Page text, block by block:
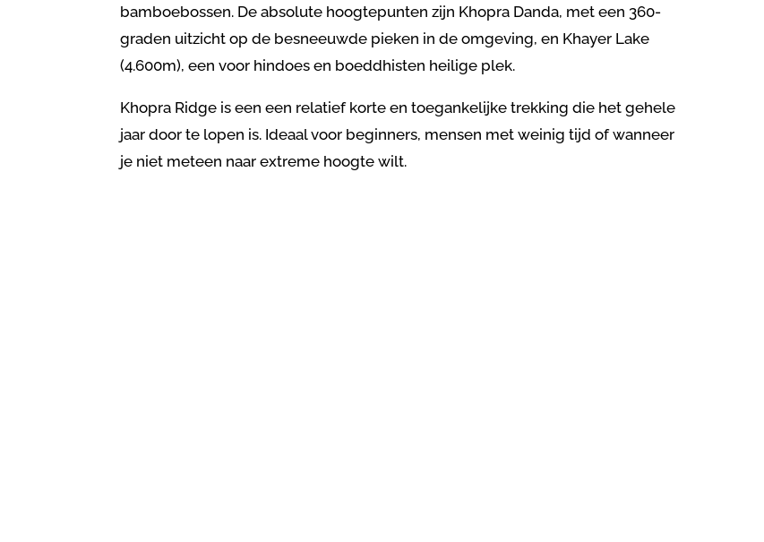
bamboebossen. De absolute hoogtepunten zijn Khopra Danda, met een 360-
graden uitzicht op de besneeuwde pieken in de omgeving, en Khayer Lake
(4.600m), een voor hindoes en boeddhisten heilige plek.
Khopra Ridge is een een relatief korte en toegankelijke trekking die het gehele
jaar door te lopen is. Ideaal voor beginners, mensen met weinig tijd of wanneer
je niet meteen naar extreme hoogte wilt.